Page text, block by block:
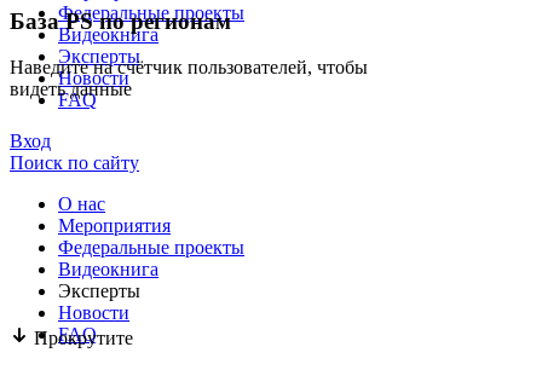
База PS по регионам
Наведите на счётчик пользователей, чтобы
видеть данные
Прокрутите
Федеральные проекты
Видеокнига
Эксперты
Новости
FAQ
Вход
Поиск по сайту
О нас
Mероприятия
Федеральные проекты
Видеокнига
Эксперты
Новости
FAQ